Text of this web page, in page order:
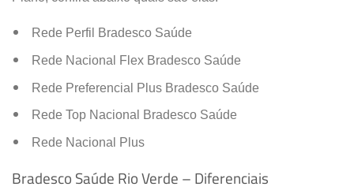
Rede Perfil Bradesco Saúde
Rede Nacional Flex Bradesco Saúde
Rede Preferencial Plus Bradesco Saúde
Rede Top Nacional Bradesco Saúde
Rede Nacional Plus
Bradesco Saúde Rio Verde – Diferenciais